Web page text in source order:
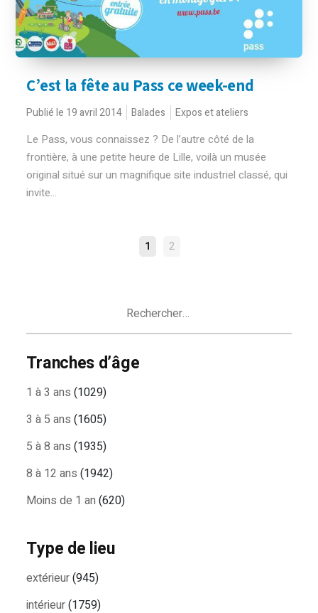
C’est la fête au Pass ce week-end
Publié le 19 avril 2014 Balades Expos et ateliers
Le Pass, vous connaissez ? De l’autre côté de la
frontière, à une petite heure de Lille, voilà un musée
original situé sur un magnifique site industriel classé, qui
invite...
1 2
Tranches d’âge
1 à 3 ans (1029)
3 à 5 ans (1605)
5 à 8 ans (1935)
8 à 12 ans (1942)
Moins de 1 an (620)
Type de lieu
extérieur(945)
intérieur(1759)